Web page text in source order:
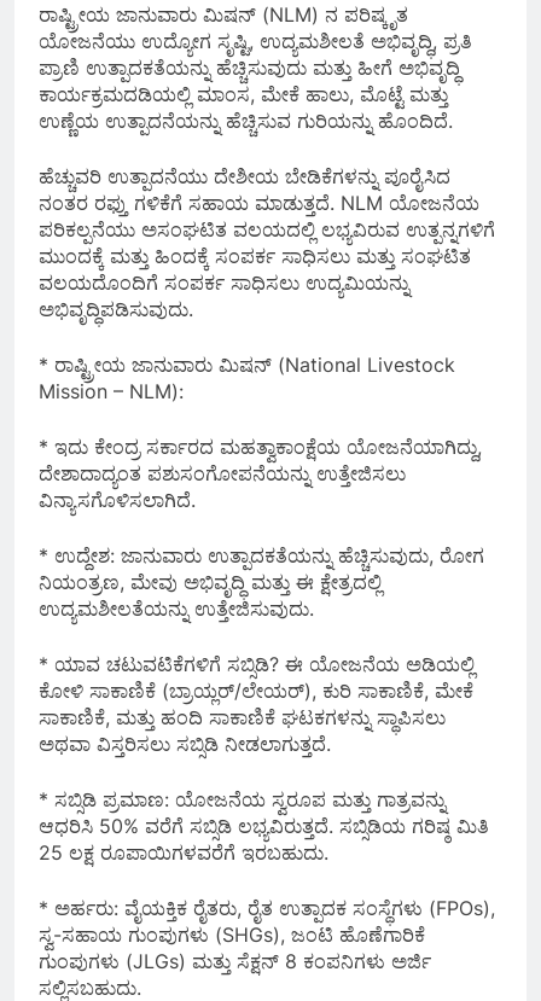
ರಾಷ್ಟ್ರೀಯ ಜಾನುವಾರು ಮಿಷನ್ (NLM) ನ ಪರಿಷ್ಕೃತ
ಯೋಜನೆಯು ಉದ್ಯೋಗ ಸೃಷ್ಟಿ, ಉದ್ಯಮಶೀಲತೆ ಅಭಿವೃದ್ಧಿ, ಪ್ರತಿ
ಪ್ರಾಣಿ ಉತ್ಪಾದಕತೆಯನ್ನು ಹೆಚ್ಚಿಸುವುದು ಮತ್ತು ಹೀಗೆ ಅಭಿವೃದ್ಧಿ
ಕಾರ್ಯಕ್ರಮದಡಿಯಲ್ಲಿ ಮಾಂಸ, ಮೇಕೆ ಹಾಲು, ಮೊಟ್ಟೆ ಮತ್ತು
ಉಣ್ಣೆಯ ಉತ್ಪಾದನೆಯನ್ನು ಹೆಚ್ಚಿಸುವ ಗುರಿಯನ್ನು ಹೊಂದಿದೆ.
ಹೆಚ್ಚುವರಿ ಉತ್ಪಾದನೆಯು ದೇಶೀಯ ಬೇಡಿಕೆಗಳನ್ನು ಪೂರೈಸಿದ
ನಂತರ ರಫ್ತು ಗಳಿಕೆಗೆ ಸಹಾಯ ಮಾಡುತ್ತದೆ. NLM ಯೋಜನೆಯ
ಪರಿಕಲ್ಪನೆಯು ಅಸಂಘಟಿತ ವಲಯದಲ್ಲಿ ಲಭ್ಯವಿರುವ ಉತ್ಪನ್ನಗಳಿಗೆ
ಮುಂದಕ್ಕೆ ಮತ್ತು ಹಿಂದಕ್ಕೆ ಸಂಪರ್ಕ ಸಾಧಿಸಲು ಮತ್ತು ಸಂಘಟಿತ
ವಲಯದೊಂದಿಗೆ ಸಂಪರ್ಕ ಸಾಧಿಸಲು ಉದ್ಯಮಿಯನ್ನು
ಅಭಿವೃದ್ಧಿಪಡಿಸುವುದು.
* ರಾಷ್ಟ್ರೀಯ ಜಾನುವಾರು ಮಿಷನ್ (National Livestock
Mission – NLM):
* ಇದು ಕೇಂದ್ರ ಸರ್ಕಾರದ ಮಹತ್ವಾಕಾಂಕ್ಷೆಯ ಯೋಜನೆಯಾಗಿದ್ದು,
ದೇಶಾದಾದ್ಯಂತ ಪಶುಸಂಗೋಪನೆಯನ್ನು ಉತ್ತೇಜಿಸಲು
ವಿನ್ಯಾಸಗೊಳಿಸಲಾಗಿದೆ.
* ಉದ್ದೇಶ: ಜಾನುವಾರು ಉತ್ಪಾದಕತೆಯನ್ನು ಹೆಚ್ಚಿಸುವುದು, ರೋಗ
ನಿಯಂತ್ರಣ, ಮೇವು ಅಭಿವೃದ್ಧಿ ಮತ್ತು ಈ ಕ್ಷೇತ್ರದಲ್ಲಿ
ಉದ್ಯಮಶೀಲತೆಯನ್ನು ಉತ್ತೇಜಿಸುವುದು.
* ಯಾವ ಚಟುವಟಿಕೆಗಳಿಗೆ ಸಬ್ಸಿಡಿ? ಈ ಯೋಜನೆಯ ಅಡಿಯಲ್ಲಿ
ಕೋಳಿ ಸಾಕಾಣಿಕೆ (ಬ್ರಾಯ್ಲರ್/ಲೇಯರ್), ಕುರಿ ಸಾಕಾಣಿಕೆ, ಮೇಕೆ
ಸಾಕಾಣಿಕೆ, ಮತ್ತು ಹಂದಿ ಸಾಕಾಣಿಕೆ ಘಟಕಗಳನ್ನು ಸ್ಥಾಪಿಸಲು
ಅಥವಾ ವಿಸ್ತರಿಸಲು ಸಬ್ಸಿಡಿ ನೀಡಲಾಗುತ್ತದೆ.
* ಸಬ್ಸಿಡಿ ಪ್ರಮಾಣ: ಯೋಜನೆಯ ಸ್ವರೂಪ ಮತ್ತು ಗಾತ್ರವನ್ನು
ಆಧರಿಸಿ 50% ವರೆಗೆ ಸಬ್ಸಿಡಿ ಲಭ್ಯವಿರುತ್ತದೆ. ಸಬ್ಸಿಡಿಯ ಗರಿಷ್ಠ ಮಿತಿ
25 ಲಕ್ಷ ರೂಪಾಯಿಗಳವರೆಗೆ ಇರಬಹುದು.
* ಅರ್ಹರು: ವೈಯಕ್ತಿಕ ರೈತರು, ರೈತ ಉತ್ಪಾದಕ ಸಂಸ್ಥೆಗಳು (FPOs),
ಸ್ವ-ಸಹಾಯ ಗುಂಪುಗಳು (SHGs), ಜಂಟಿ ಹೊಣೆಗಾರಿಕೆ
ಗುಂಪುಗಳು (JLGs) ಮತ್ತು ಸೆಕ್ಷನ್ 8 ಕಂಪನಿಗಳು ಅರ್ಜಿ
ಸಲ್ಲಿಸಬಹುದು.